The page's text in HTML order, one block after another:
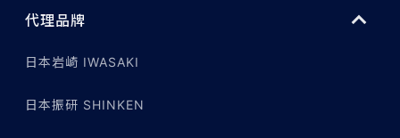
代理品牌
日本岩崎 IWASAKI
日本振研 SHINKEN